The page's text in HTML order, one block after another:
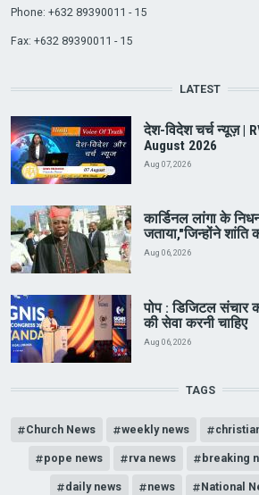
Phone: +632 89390011 - 15
Fax: +632 89390011 - 15
LATEST
देश-विदेश चर्च न्यूज़ |
August 2026
Aug 07, 2026
कार्डिनल लांगा के
जताया,"जिन्होंने शांति
Aug 06, 2026
पोप : डिजिटल संचार
की सेवा करनी चाहिए
Aug 06, 2026
TAGS
Church News weekly news
pope news rva news breaking
daily news news National